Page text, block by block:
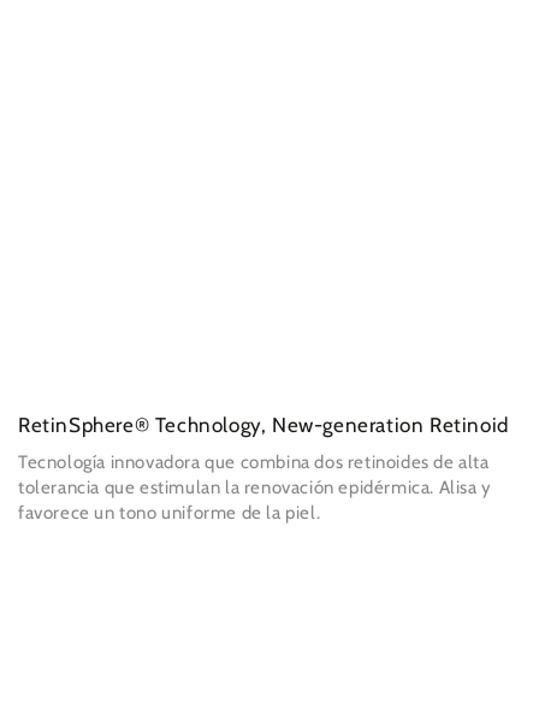
RetinSphere® Technology, New-generation Retinoid
Tecnología innovadora que combina dos retinoides de alta
tolerancia que estimulan la renovación epidérmica. Alisa y
favorece un tono uniforme de la piel.